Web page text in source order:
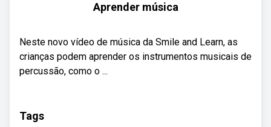
Aprender música
Neste novo vídeo de música da Smile and Learn, as
crianças podem aprender os instrumentos musicais de
percussão, como o ...
Tags